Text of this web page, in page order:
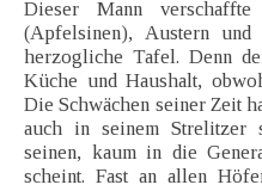
Dieser Mann
(Apfelsinen), Austern
herzogliche Tafel. Denn
Küche und Haushalt,
Die Schwächen seiner Zeit
auch in seinem
seinen, kaum in die
scheint. Fast an allen